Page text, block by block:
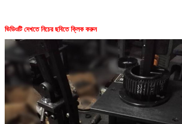
ভিডিওটি দেখতে নিচের ছবিতে ক্লিক করুন